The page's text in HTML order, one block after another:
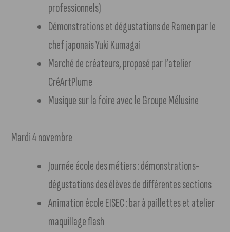
professionnels)
Démonstrations et dégustations de Ramen par le
chef japonais Yuki Kumagai
Marché de créateurs, proposé par l’atelier
CréArtPlume
Musique sur la foire avec le Groupe Mélusine
Mardi 4 novembre
Journée école des métiers : démonstrations-
dégustations des élèves de différentes sections
Animation école EISEC : bar à paillettes et atelier
maquillage flash